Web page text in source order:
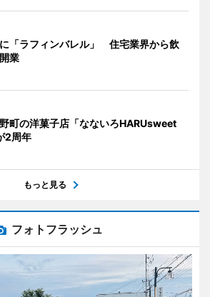
「ラフィンバレル」 住宅業界から飲
業
町の洋菓子店「なないろHARUsweet
2周年
もっと見る
フォトフラッシュ